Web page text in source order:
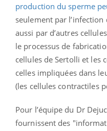
production du sperme
seulement par
aussi par d’autres
le processus de
cellules de Sertolli et les
celles impliquées dans
(les cellules contractiles
Pour l’équipe du Dr
fournissent des